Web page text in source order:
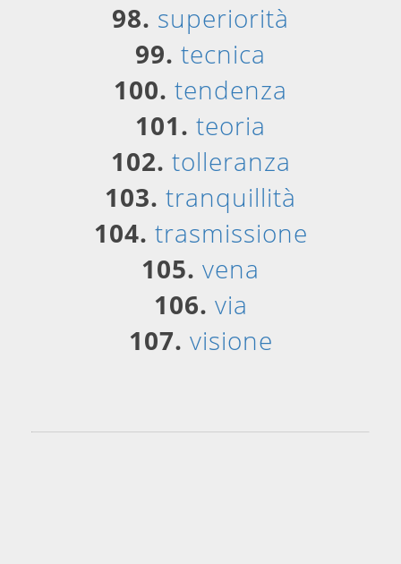
98. superiorità
99. tecnica
100. tendenza
101. teoria
102. tolleranza
103. tranquillità
104. trasmissione
105. vena
106. via
107. visione